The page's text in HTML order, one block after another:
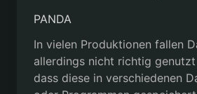
PANDA
In vielen Produktionen fallen
allerdings nicht richtig genutzt
dass diese in verschiedenen